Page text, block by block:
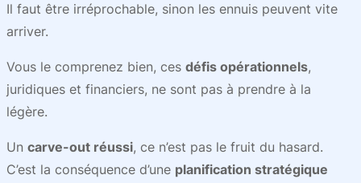
Il faut être irréprochable, sinon les ennuis peuvent vite
arriver.
Vous le comprenez bien, ces défis opérationnels,
juridiques et financiers, ne sont pas à prendre à la
légère.
Un carve-out réussi, ce n’est pas le fruit du hasard.
C’est la conséquence d’une planification stratégique